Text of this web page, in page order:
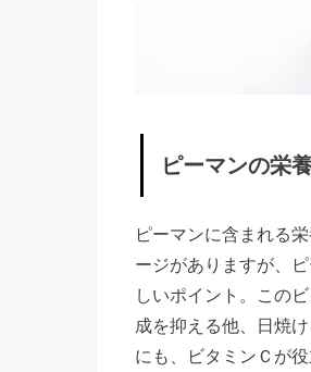
栄
分
②
β
カ
ピーマンの栄
ピーマンに含まれる
ージがありますが、
しいポイント。この
成を抑える他、日焼
にも、ビタミンＣが